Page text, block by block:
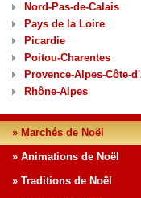
Nord-Pas-de-Calais
Pays de la Loire
Picardie
Poitou-Charentes
Provence-Alpes-Côte-
Rhône-Alpes
» Marchés de Noël
» Animations de Noël
» Traditions de Noël